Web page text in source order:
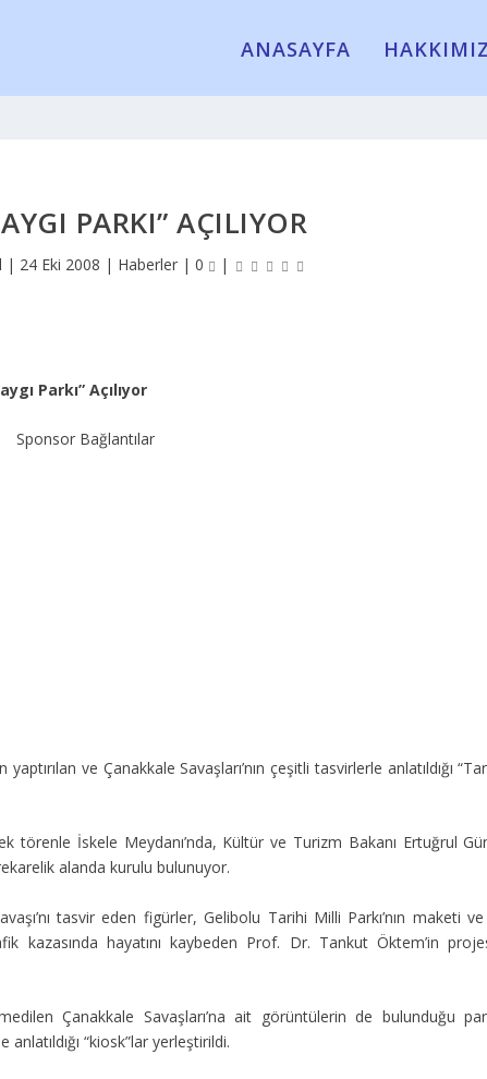
ANASAYFA
PARKI” AÇILIYOR
| 24 Eki 2008 | Haberler |0 |
Parkı” Açılıyor
Sponsor Bağlantılar
ve Çanakkale Savaşları’nın çeşitli tasvirlerle anlatıldığı
törenle İskele Meydanı’nda, Kültür ve Turizm Bakanı Ertuğrul
alanda kurulu bulunuyor.
tasvir eden figürler, Gelibolu Tarihi Milli Parkı’nın maketi
kazasında hayatını kaybeden Prof. Dr. Tankut Öktem’in
Çanakkale Savaşları’na ait görüntülerin de bulunduğu
anlatıldığı “kiosk”lar yerleştirildi.